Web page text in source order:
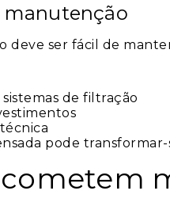
manutenção
deve ser fácil de
de filtração
pode